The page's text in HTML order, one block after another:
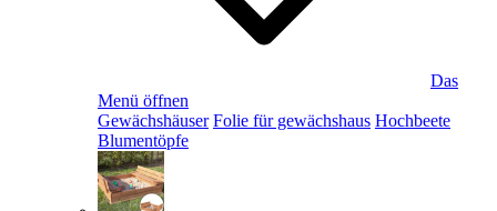
Das
Menü öffnen
Gewächshäuser Folie für gewächshaus Hochbeete
Blumentöpfe